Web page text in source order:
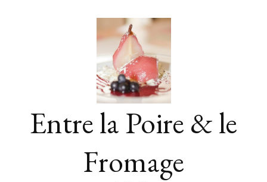
Entre la Poire & le
Fromage